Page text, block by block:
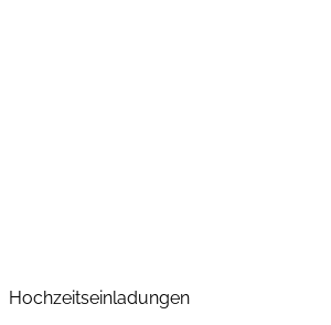
Hochzeitseinladungen